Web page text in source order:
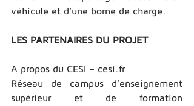
véhicule et d’une borne de charge.
LES PARTENAIRES DU PROJET
A propos du CESI – cesi.fr
Réseau de campus d’enseignement
supérieur et de formation